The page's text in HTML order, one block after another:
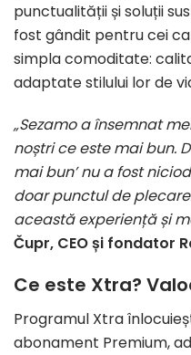
punctualității și soluții
fost gândit pentru cei
simpla comoditate:
adaptate stilului lor de
„Sezamo a însemnat
noștri ce este mai bun.
mai bun’ nu a fost
doar punctul de
această experiență și
Čupr, CEO și fondator
Ce este Xtra?
Programul Xtra
abonament Premium,